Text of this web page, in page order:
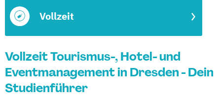
Vollzeit
Vollzeit Tourismus-, Hotel- und
Eventmanagement in Dresden - Dein
Studienführer